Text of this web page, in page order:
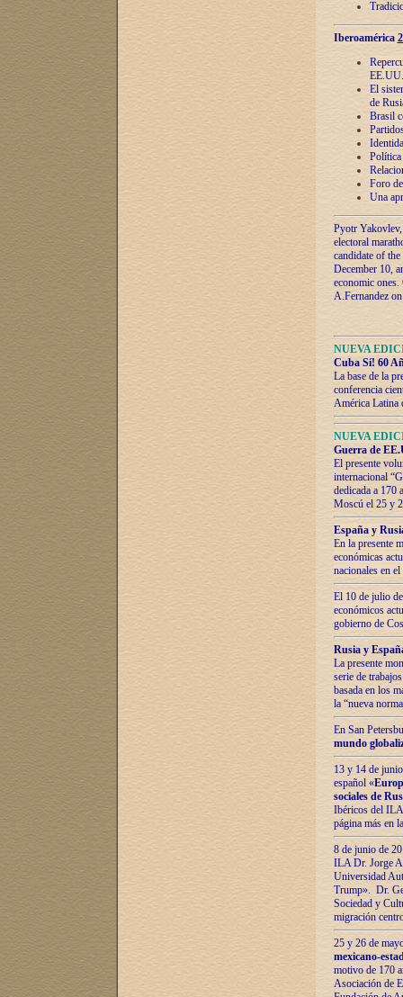
Iberoamérica
EE.UU.
El
de
Brasil
Política
Foro
Una
Pyotr
electoral
candidate of
December 10,
economic
A.Fernandez
NUEVA
Cuba Sí! 60
La base de la
conferencia
América Latina
NUEVA
Guerra de
El presente
internacional
dedicada a 170
Moscú el 25 y
España y
En la presente
económicas
nacionales en
El 10 de julio
económicos
gobierno de
Rusia y
La presente
serie de
basada en los
la “nueva
En San
mundo
13 y 14 de
español «
sociales de
Ibéricos del ILA
página más en
8 de junio de
ILA Dr. Jorge
Universidad
Trump». Dr.
Sociedad y
migración
25 y 26 de
mexicano-
motivo de 170
Asociación de